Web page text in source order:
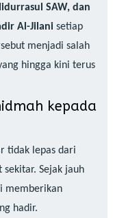
SAW, dan
Al-Jilanisetiap
menjadi salah
hingga kini terus
kepada
tidak lepas dari
Sejak jauh
memberikan
hadir.